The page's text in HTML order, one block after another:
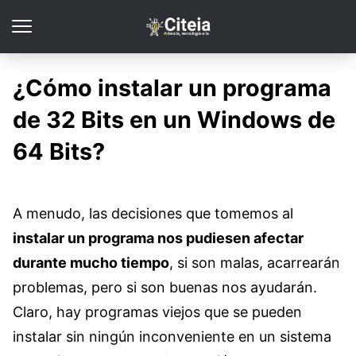
¿Cómo instalar un programa
de 32 Bits en un Windows de
64 Bits?
A menudo, las decisiones que tomemos al
instalar un programa nos pudiesen afectar
durante mucho tiempo, si son malas, acarrearán
problemas, pero si son buenas nos ayudarán.
Claro, hay programas viejos que se pueden
instalar sin ningún inconveniente en un sistema